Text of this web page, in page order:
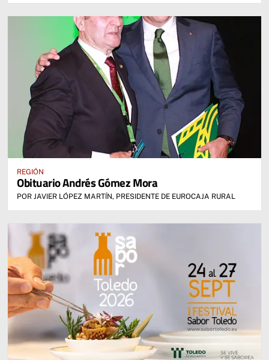
REGIÓN
Obituario Andrés Gómez Mora
POR JAVIER LÓPEZ MARTÍN, PRESIDENTE DE EUROCAJA RURAL